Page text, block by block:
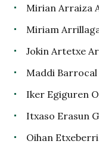
Mirian Arraiza
Miriam
Jokin Artetxe
Maddi Barrocal
Iker Egiguren
Itxaso Erasun
Oihan